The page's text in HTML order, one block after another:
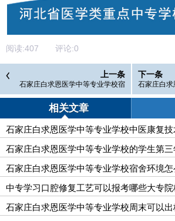
阅读:407 评论:0
上一条
石家庄白求恩医学中等专业学校宿
舍环境怎么样?
下一条
石家庄白求
学生第三
相关文章
石家庄白求恩医学中等专业学校中医康复
石家庄白求恩医学中等专业学校的学生第
石家庄白求恩医学中等专业学校宿舍环境
中专学习口腔修复工艺可以报考哪些大专
石家庄白求恩医学中等专业学校周末可以